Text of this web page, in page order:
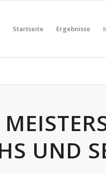
Startseite Ergebnisse
UND